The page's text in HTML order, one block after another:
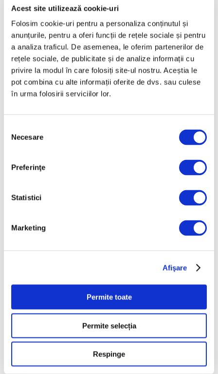
Acest site utilizează cookie-uri
Folosim cookie-uri pentru a personaliza conținutul și
anunțurile, pentru a oferi funcții de rețele sociale și pentru
a analiza traficul. De asemenea, le oferim partenerilor de
rețele sociale, de publicitate și de analize informații cu
privire la modul în care folosiți site-ul nostru. Aceștia le
pot combina cu alte informații oferite de dvs. sau culese
în urma folosirii serviciilor lor.
consimțământului
Necesare
Preferinţe
Statistici
Marketing
Afişare
Permite toate
Permite selecția
Respinge
Martie 2025
Februarie 2025
Ianuarie 2025
Decembrie 2024
Noiembrie 2024
Octombrie 2024
Mai 2024
Martie 2024
Ianuarie 2024
Iunie 2023
Aprilie 2023